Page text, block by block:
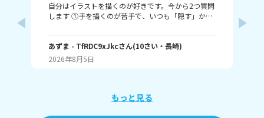
自分はイラストを描くのが好きです。今から2つ質問
します ①手を描くのが苦手で、いつも「隠す」か
つも立ち絵ばかり描いていて、それ以外は全く描け
ません。とうしたらいいですか？
あずま - TfRDC9xJkcさん(10さい・ 長崎)
2026年8月5日
もっと見る